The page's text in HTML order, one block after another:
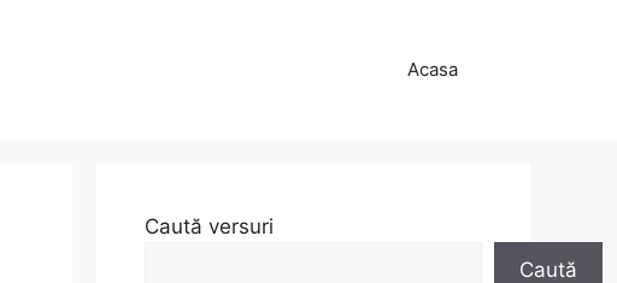
Acasa
Caută versuri
Caută